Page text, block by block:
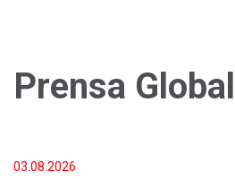
Prensa Global
03.08.2026